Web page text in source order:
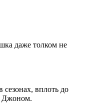
даже толком не
сезонах, вплоть до
Джоном.